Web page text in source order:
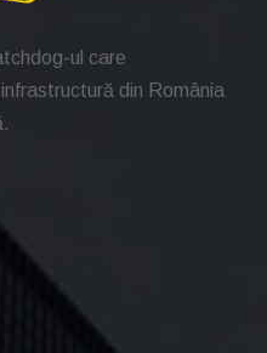
ul care
din România